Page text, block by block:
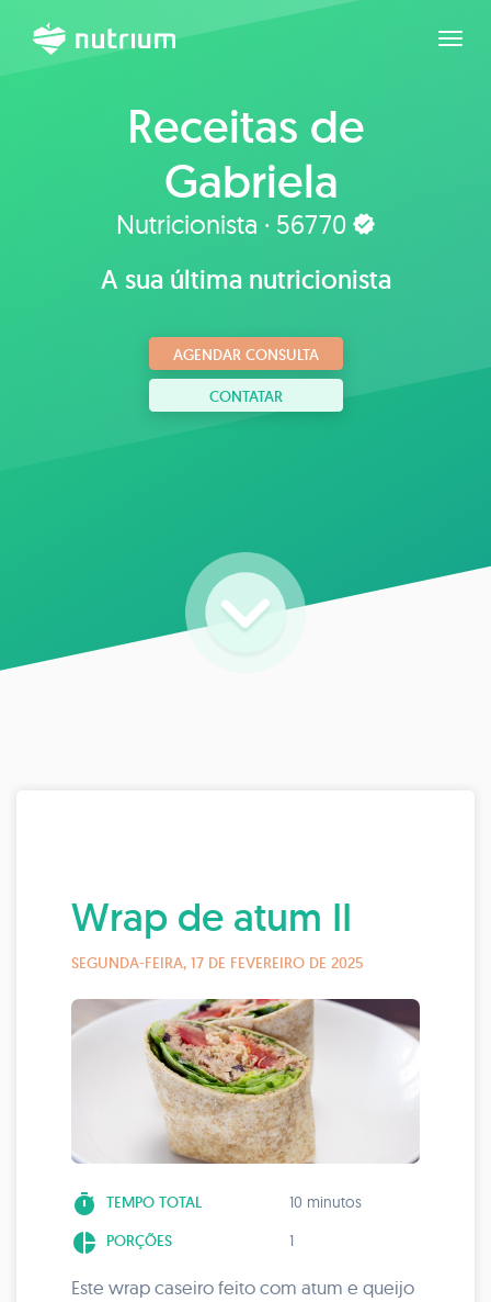
Receitas de
Gabriela
Albuquerque
Nutricionista · 56770
A sua última nutricionista
AGENDAR CONSULTA
CONTATAR
Wrap de atum II
SEGUNDA-FEIRA, 17 DE FEVEREIRO DE 2025
timer TEMPO TOTAL 10 minutos
pie_chart PORÇÕES 1
Este wrap caseiro feito com atum e queijo